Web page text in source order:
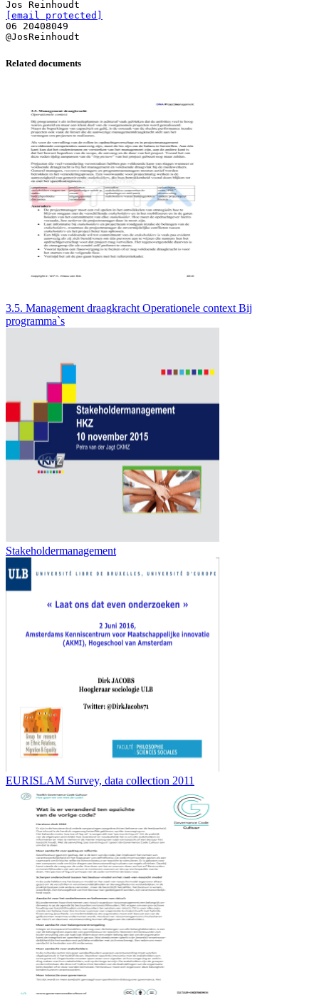
[email protected]
06 20408049
Related documents
3.5. Management draagkracht Operationele context Bij
programma`s
Stakeholdermanagement
EURISLAM Survey, data collection 2011